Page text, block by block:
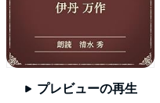
プレビューの再生